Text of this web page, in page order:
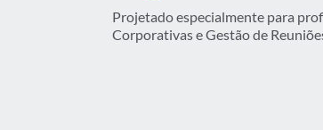
Projetado especialmente para
Corporativas e Gestão de